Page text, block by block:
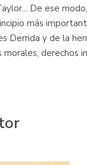
De ese
más
Derrida y de la
derechos